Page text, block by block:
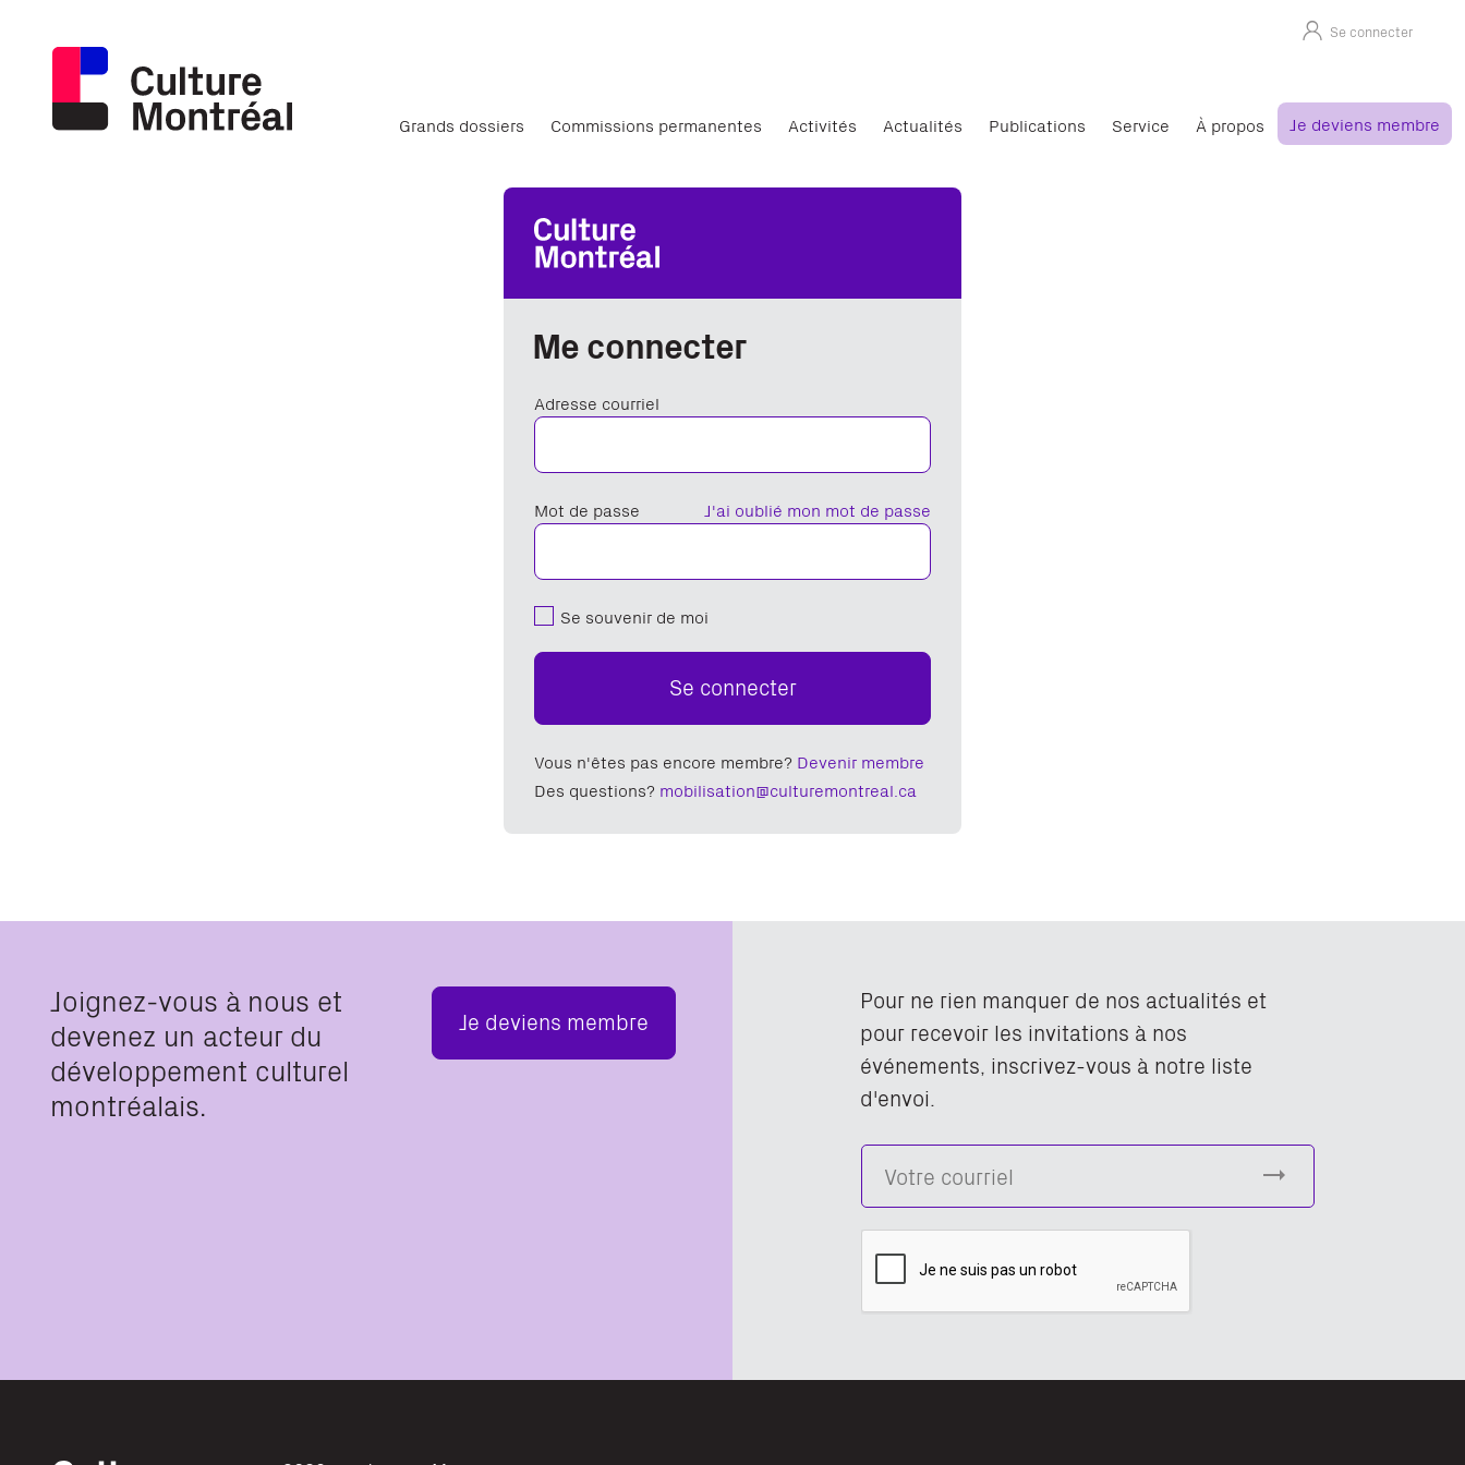
Se connecter
Grands dossiers Commissions permanentes Activités Actualités Publications Service À propos Je deviens membre
Me connecter
Adresse courriel
J'ai oublié mon mot de passe
Mot de passe
Se souvenir de moi
Se connecter
Vous n'êtes pas encore membre? Devenir membre
Des questions? mobilisation@culturemontreal.ca
Joignez-vous à nous et
devenez un acteur du
développement culturel
montréalais.
Je deviens membre
Pour ne rien manquer de nos actualités et
pour recevoir les invitations à nos
événements, inscrivez-vous à notre liste
d'envoi.